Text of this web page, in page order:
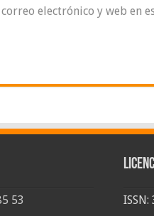
electrónico y web en
53